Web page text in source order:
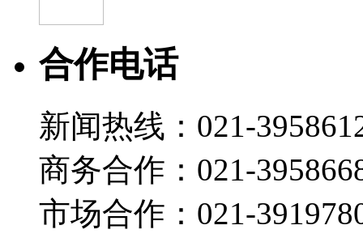
合作电话
新闻热线：021-
商务合作：021-
市场合作：021-